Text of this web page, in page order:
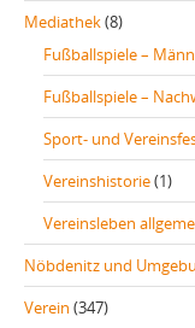
Mediathek(8)
Fußballspiele –
Fußballspiele –
Sport- und
Vereinshistorie(1)
Vereinsleben
Nöbdenitz und
Verein (347)